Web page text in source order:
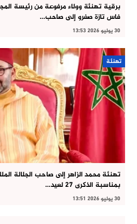
برقية تهنئة وولاء مرفوعة من رئيسة
فاس تازة صفرو إلى صاحب…
30 يوليو 2026 13:53
تهنئة
تهنئة محمد الزاهر إلى صاحب الجلالة
بمناسبة الذكرى 27 لعيد…
30 يوليو 2026 13:51